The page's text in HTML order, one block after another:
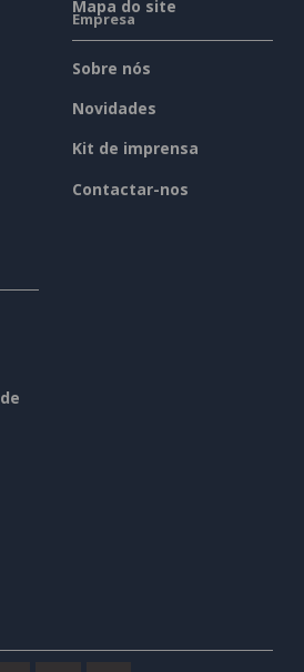
Mapa do site
Empresa
Sobre nós
Novidades
Kit de imprensa
Contactar-nos